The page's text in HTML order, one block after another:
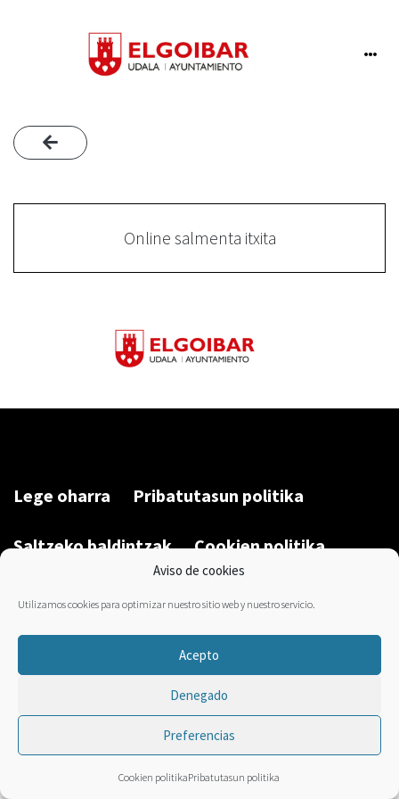
Aviso de cookies
Utilizamos cookies para optimizar nuestro sitio web y nuestro servicio.
Acepto
Denegado
Preferencias
Cookien politikaPribatutasun politika
Online salmenta itxita
Lege oharra Pribatutasun politika
Saltzeko baldintzak Cookien politika
Garatu du/Desarrollado por:Bravo Manager2026